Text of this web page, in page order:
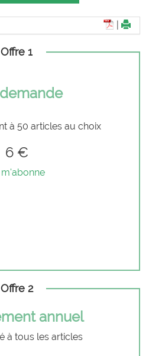
Offre 1
à 50 articles au choix
6 €
Offre 2
annuel
à tous les articles